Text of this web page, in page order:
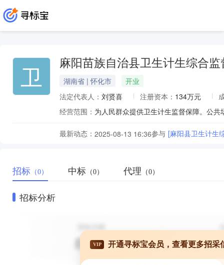
卫 麻阳苗族自治县卫生计生综合监
湖南省 | 怀化市
开业
法定代表人： 刘贤喜 注册资本： 134万元
经营范围： 为人民群众提供卫生计生监督保障。公
最新动态： 2025-08-13 16:36参与 [麻阳县卫生计生
招标 （0） 中标 （0） 代理 （0）
招标分析
VIP 开通寻标宝会员，查看更多招采